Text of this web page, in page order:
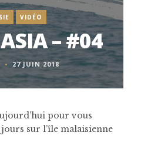
VIDÉO
– #04
27 JUIN 2018
pour vous
sur l’île malaisienne